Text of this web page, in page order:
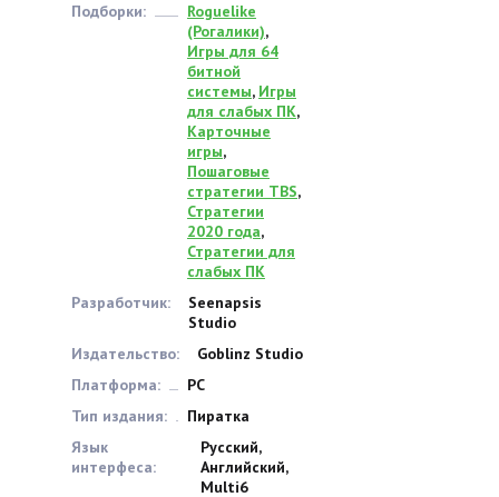
Подборки:
Roguelike
(Рогалики),
Игры для 64
битной
системы, Игры
для слабых ПК,
Карточные
игры,
Пошаговые
стратегии TBS,
Стратегии
2020 года,
Стратегии для
слабых ПК
Разработчик:
Seenapsis
Studio
Издательство:
Goblinz Studio
Платформа:
PC
Тип издания:
Пиратка
Язык
интерфеса:
Русский,
Английский,
Multi6